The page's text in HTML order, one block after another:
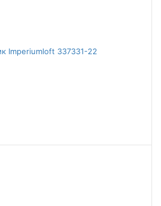
Imperiumloft 337331-22